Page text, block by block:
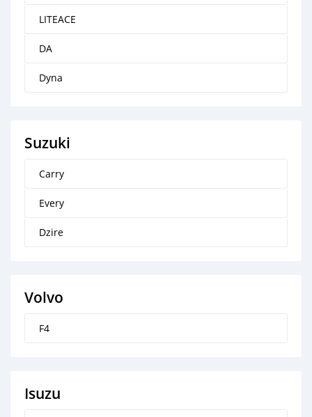
LITEACE
DA
Dyna
Suzuki
Carry
Every
Dzire
Volvo
F4
Isuzu